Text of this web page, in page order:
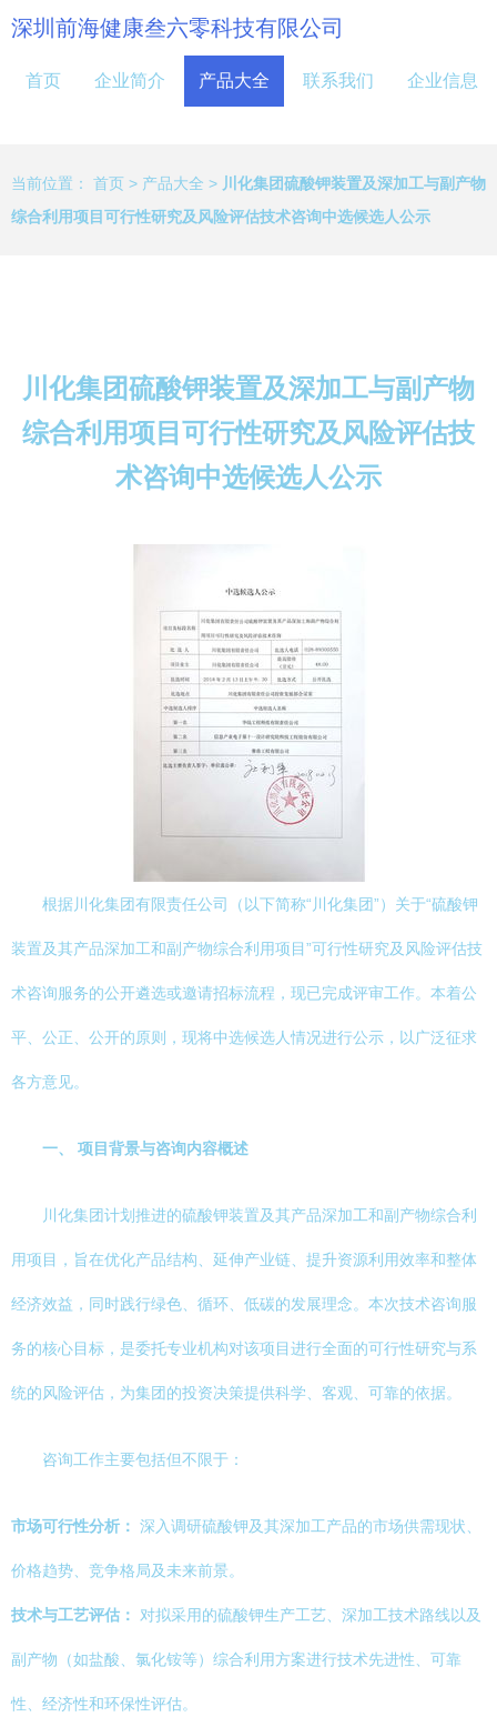
深圳前海健康叁六零科技有限公司
首页 企业简介 产品大全 联系我们 企业信息
当前位置： 首页 > 产品大全 > 川化集团硫酸钾装置及深加工与副产物
综合利用项目可行性研究及风险评估技术咨询中选候选人公示
川化集团硫酸钾装置及深加工与副产物
综合利用项目可行性研究及风险评估技
术咨询中选候选人公示
根据川化集团有限责任公司（以下简称“川化集团”）关于“硫酸钾
装置及其产品深加工和副产物综合利用项目”可行性研究及风险评估技
术咨询服务的公开遴选或邀请招标流程，现已完成评审工作。本着公
平、公正、公开的原则，现将中选候选人情况进行公示，以广泛征求
各方意见。
一、 项目背景与咨询内容概述
川化集团计划推进的硫酸钾装置及其产品深加工和副产物综合利
用项目，旨在优化产品结构、延伸产业链、提升资源利用效率和整体
经济效益，同时践行绿色、循环、低碳的发展理念。本次技术咨询服
务的核心目标，是委托专业机构对该项目进行全面的可行性研究与系
统的风险评估，为集团的投资决策提供科学、客观、可靠的依据。
咨询工作主要包括但不限于：
市场可行性分析： 深入调研硫酸钾及其深加工产品的市场供需现状、
价格趋势、竞争格局及未来前景。
技术与工艺评估： 对拟采用的硫酸钾生产工艺、深加工技术路线以及
副产物（如盐酸、氯化铵等）综合利用方案进行技术先进性、可靠
性、经济性和环保性评估。